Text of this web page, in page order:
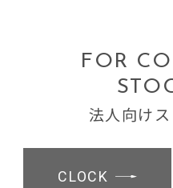
FOR
法人向け
CLOCK